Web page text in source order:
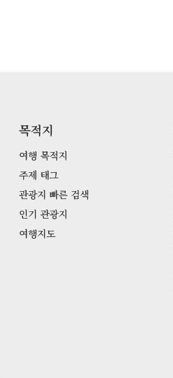
목적지
여행 목적지
주제 태그
관광지 빠른 검색
인기 관광지
여행지도